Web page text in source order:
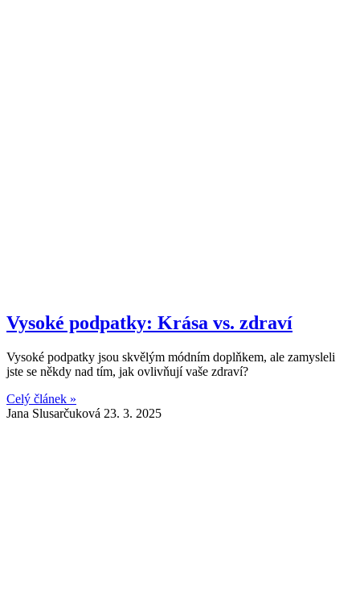
Vysoké podpatky: Krása vs. zdraví
Vysoké podpatky jsou skvělým módním doplňkem, ale zamysleli
jste se někdy nad tím, jak ovlivňují vaše zdraví?
Celý článek »
Jana Slusarčuková 23. 3. 2025